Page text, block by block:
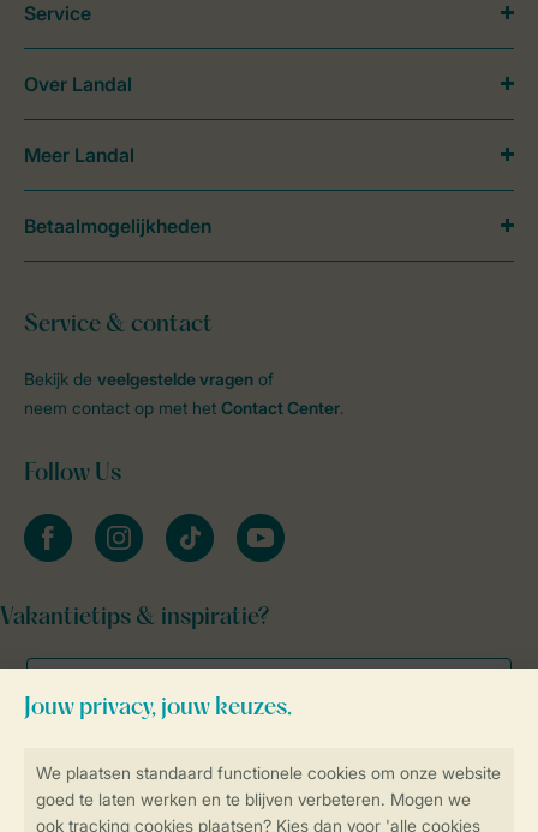
Veilig en snel online boeken
Service & contact
Bekijk de veelgestelde vragen of
neem contact op met het Contact Center.
Follow Us
facebookinstagramtiktok youtube
Vakantietips & inspiratie?
Service
Over Landal
Meer Landal
Betaalmogelijkheden